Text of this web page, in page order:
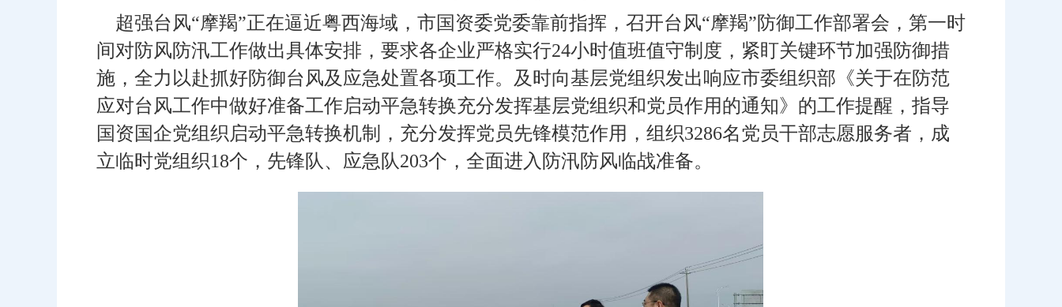
超强台风“摩羯”正在逼近粤西海域，市国资委党委靠前指挥，召开台风“摩羯”防御工作部署会，第一时
间对防风防汛工作做出具体安排，要求各企业严格实行24小时值班值守制度，紧盯关键环节加强防御措
施，全力以赴抓好防御台风及应急处置各项工作。及时向基层党组织发出响应市委组织部《关于在防范
应对台风工作中做好准备工作启动平急转换充分发挥基层党组织和党员作用的通知》的工作提醒，指导
国资国企党组织启动平急转换机制，充分发挥党员先锋模范作用，组织3286名党员干部志愿服务者，成
立临时党组织18个，先锋队、应急队203个，全面进入防汛防风临战准备。